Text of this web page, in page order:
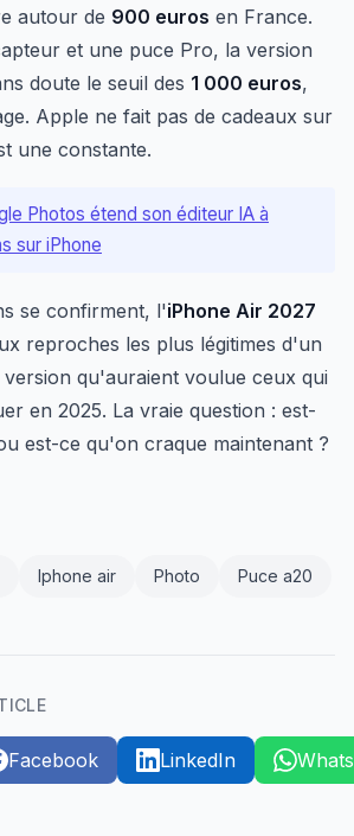
autour de 900 euros en France.
et une puce Pro, la version
doute le seuil des 1 000 euros,
Apple ne fait pas de cadeaux sur
une constante.
Photos étend son éditeur IA à
sur iPhone
se confirment, l'iPhone Air 2027
reproches les plus légitimes d'un
qu'auraient voulue ceux qui
en 2025. La vraie question : est-
est-ce qu'on craque maintenant ?
Iphone air Photo Puce a20
Facebook LinkedIn